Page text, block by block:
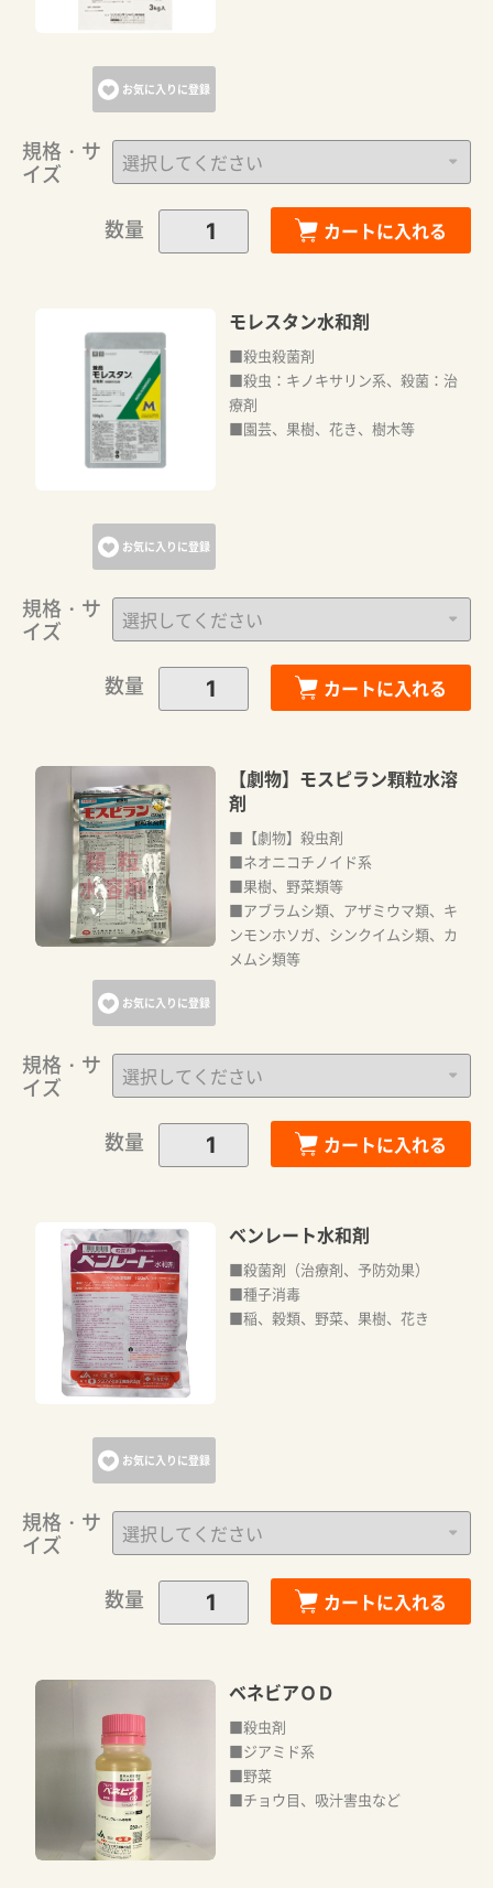
お気に入りに登録
規格・サ
イズ
数量
カートに入れる
お気に入りに登録
モレスタン水和剤
■殺虫殺菌剤
■殺虫：キノキサリン系、殺菌：治
療剤
■園芸、果樹、花き、樹木等
規格・サ
イズ
数量
カートに入れる
お気に入りに登録
【劇物】モスピラン顆粒水溶
剤
■【劇物】殺虫剤
■ネオニコチノイド系
■果樹、野菜類等
■アブラムシ類、アザミウマ類、キ
ンモンホソガ、シンクイムシ類、カ
メムシ類等
規格・サ
イズ
数量
カートに入れる
お気に入りに登録
ベンレート水和剤
■殺菌剤（治療剤、予防効果）
■種子消毒
■稲、穀類、野菜、果樹、花き
規格・サ
イズ
数量
カートに入れる
ベネビアＯＤ
■殺虫剤
■ジアミド系
■野菜
■チョウ目、吸汁害虫など